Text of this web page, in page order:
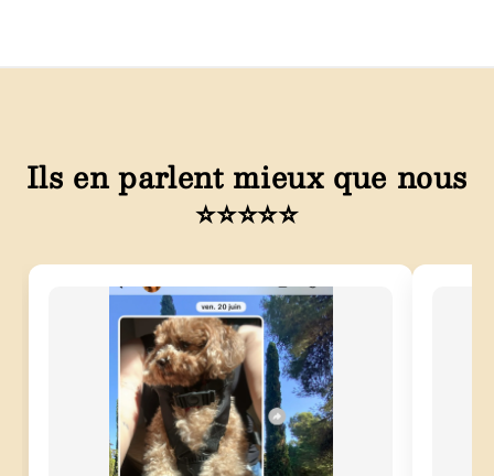
Ils en parlent mieux que nous
⭐⭐⭐⭐⭐